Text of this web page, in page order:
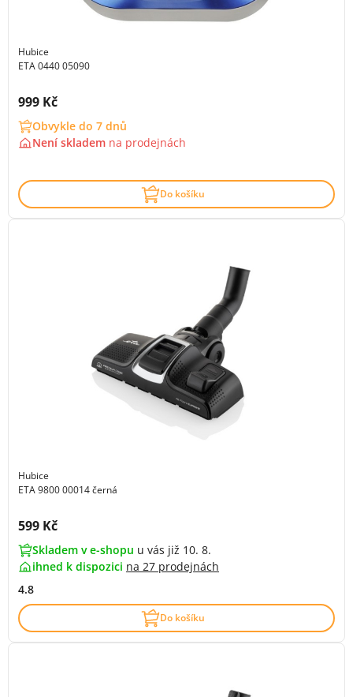
Hubice
ETA 0440 05090
Cena s DPH:
999 Kč
Obvykle do 7 dnů
Není skladem na prodejnách
Do košíku
Hubice
ETA 9800 00014 černá
Cena s DPH:
599 Kč
Skladem v e-shopu u vás již 10. 8.
ihned k dispozici na 27 prodejnách
4.8
Do košíku